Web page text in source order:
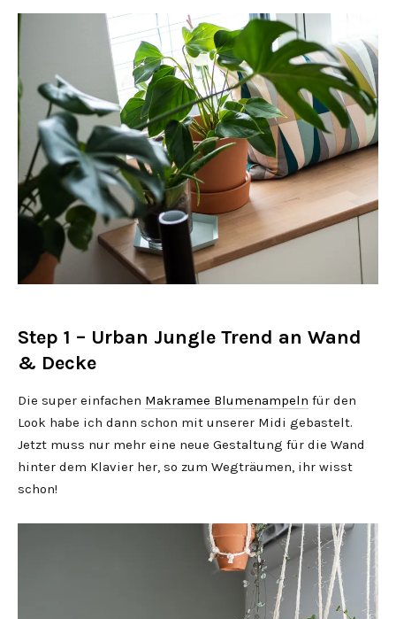
Step 1 – Urban Jungle Trend an Wand
& Decke
Die super einfachen Makramee Blumenampeln für den
Look habe ich dann schon mit unserer Midi gebastelt.
Jetzt muss nur mehr eine neue Gestaltung für die Wand
hinter dem Klavier her, so zum Wegträumen, ihr wisst
schon!